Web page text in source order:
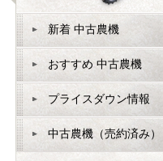
新着 中古農機
おすすめ 中古農機
プライスダウン情報
中古農機（売約済み）